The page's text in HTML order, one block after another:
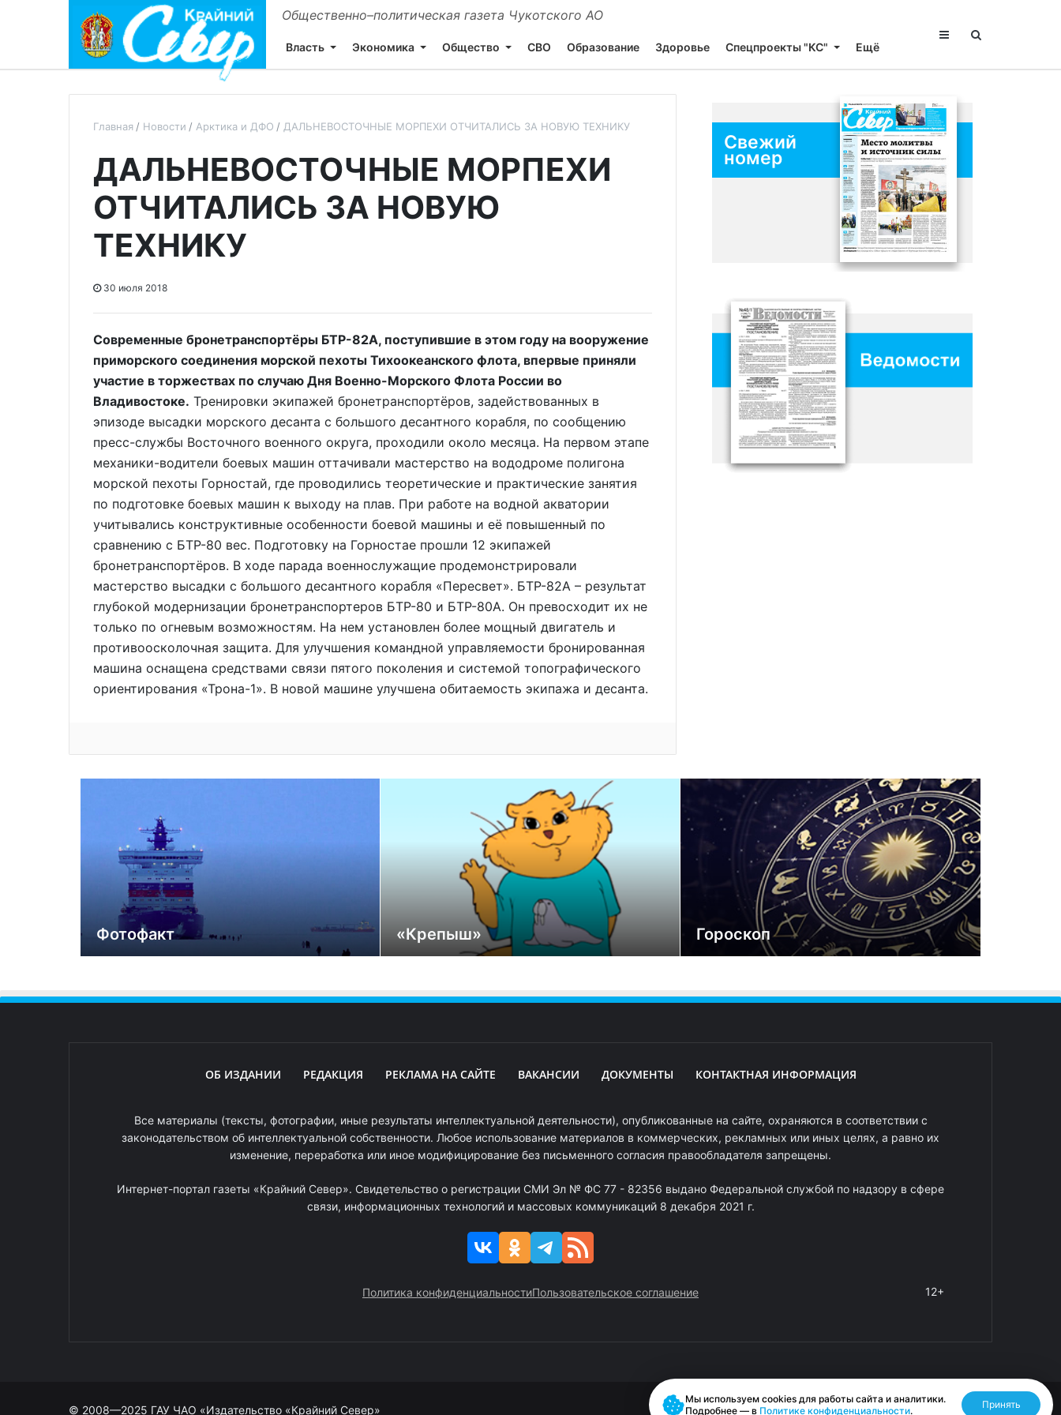
Общественно–политическая газета Чукотского АО
Власть Экономика Общество СВО Образование Здоровье Спецпроекты "КС" Ещё
Главная Новости Арктика и ДФО ДАЛЬНЕВОСТОЧНЫЕ МОРПЕХИ ОТЧИТАЛИСЬ ЗА НОВУЮ ТЕХНИКУ
ДАЛЬНЕВОСТОЧНЫЕ МОРПЕХИ
ОТЧИТАЛИСЬ ЗА НОВУЮ
ТЕХНИКУ
30 июля 2018
Современные бронетранспортёры БТР-82А, поступившие в этом году на вооружение
приморского соединения морской пехоты Тихоокеанского флота, впервые приняли
участие в торжествах по случаю Дня Военно-Морского Флота России во
Владивостоке. Тренировки экипажей бронетранспортёров, задействованных в
эпизоде высадки морского десанта с большого десантного корабля, по сообщению
пресс-службы Восточного военного округа, проходили около месяца. На первом этапе
механики-водители боевых машин оттачивали мастерство на вододроме полигона
морской пехоты Горностай, где проводились теоретические и практические занятия
по подготовке боевых машин к выходу на плав. При работе на водной акватории
учитывались конструктивные особенности боевой машины и её повышенный по
сравнению с БТР-80 вес. Подготовку на Горностае прошли 12 экипажей
бронетранспортёров. В ходе парада военнослужащие продемонстрировали
мастерство высадки с большого десантного корабля «Пересвет». БТР-82А – результат
глубокой модернизации бронетранспортеров БТР-80 и БТР-80А. Он превосходит их не
только по огневым возможностям. На нем установлен более мощный двигатель и
противоосколочная защита. Для улучшения командной управляемости бронированная
машина оснащена средствами связи пятого поколения и системой топографического
ориентирования «Трона-1». В новой машине улучшена обитаемость экипажа и десанта.
Свежий
номер
Фотофакт «Крепыш» Гороскоп
ОБ ИЗДАНИИ РЕДАКЦИЯ РЕКЛАМА НА САЙТЕ ВАКАНСИИ ДОКУМЕНТЫ КОНТАКТНАЯ ИНФОРМАЦИЯ
Все материалы (тексты, фотографии, иные результаты интеллектуальной деятельности), опубликованные на сайте, охраняются в соответствии с
законодательством об интеллектуальной собственности. Любое использование материалов в коммерческих, рекламных или иных целях, а равно их
изменение, переработка или иное модифицирование без письменного согласия правообладателя запрещены.
Интернет-портал газеты «Крайний Север». Свидетельство о регистрации СМИ Эл № ФС 77 - 82356 выдано Федеральной службой по надзору в сфере
связи, информационных технологий и массовых коммуникаций 8 декабря 2021 г.
Политика конфиденциальностиПользовательское соглашение 12+
© 2008—2025 ГАУ ЧАО «Издательство «Крайний Север» Разработано RASA
Мы используем cookies для работы сайта и аналитики.
Подробнее — в Политике конфиденциальности.
Принять